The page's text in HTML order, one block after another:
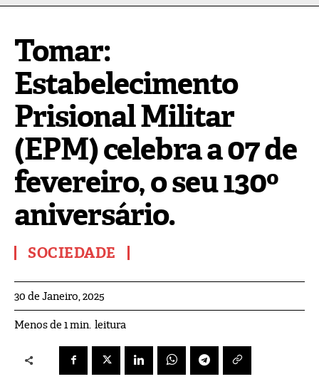
Tomar:
Estabelecimento
Prisional Militar
(EPM) celebra a 07 de
fevereiro, o seu 130º
aniversário.
SOCIEDADE
30 de Janeiro, 2025
Menos de 1min. leitura